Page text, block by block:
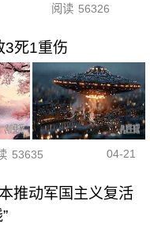
阅读 56326
3死1重伤
53635 04-21
推动军国主义复活